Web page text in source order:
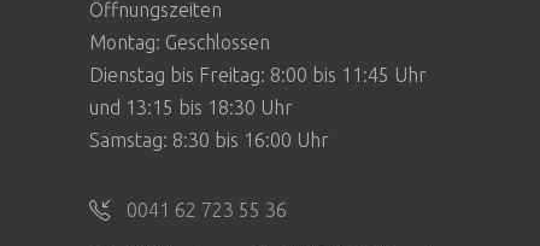
Öffnungszeiten
Montag: Geschlossen
Dienstag bis Freitag: 8:00 bis 11:45 Uhr
und 13:15 bis 18:30 Uhr
Samstag: 8:30 bis 16:00 Uhr
0041 62 723 55 36